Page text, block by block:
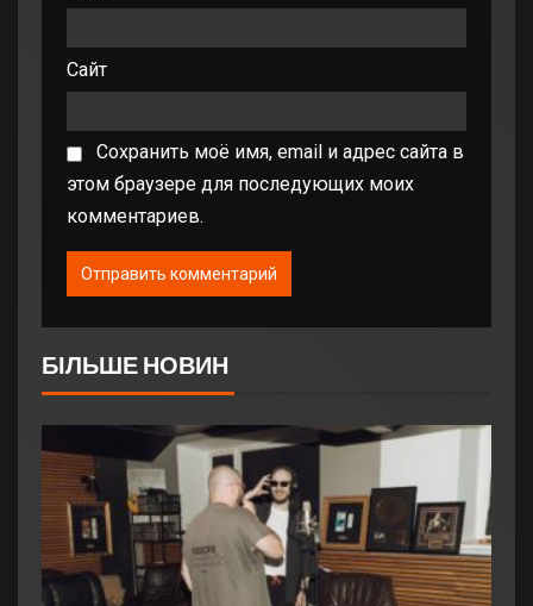
Сайт
Сохранить моё имя, email и адрес сайта в
этом браузере для последующих моих
комментариев.
БІЛЬШЕ НОВИН